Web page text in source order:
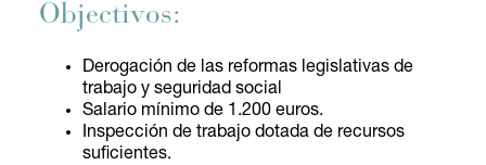
Objectivos:
Derogación de las reformas legislativas de
trabajo y seguridad social
Salario mínimo de 1.200 euros.
Inspección de trabajo dotada de recursos
suficientes.